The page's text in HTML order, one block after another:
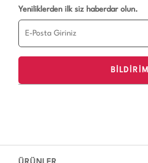
Yeniliklerden ilk siz haberdar olun.